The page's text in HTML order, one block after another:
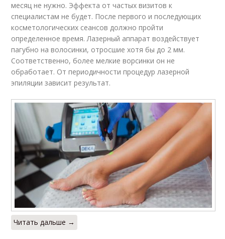
месяц не нужно. Эффекта от частых визитов к
специалистам не будет. После первого и последующих
косметологических сеансов должно пройти
определенное время. Лазерный аппарат воздействует
пагубно на волосинки, отросшие хотя бы до 2 мм.
Соответственно, более мелкие ворсинки он не
обработает. От периодичности процедур лазерной
эпиляции зависит результат.
Читать дальше →